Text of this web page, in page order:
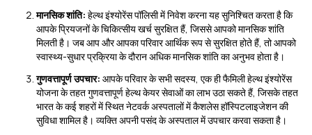
मानसिक शांति: हेल्थ इंश्योरेंस पॉलिसी में निवेश करना यह सुनिश्चित करता है कि
आपके प्रियजनों के चिकित्सीय खर्च सुरक्षित हैं, जिससे आपको मानसिक शांति
मिलती है। जब आप और आपका परिवार आर्थिक रूप से सुरक्षित होते हैं, तो आपको
स्वास्थ्य-सुधार प्रक्रिया के दौरान अधिक मानसिक शांति का अनुभव होता है।
गुणवत्तापूर्ण उपचार: आपके परिवार के सभी सदस्य, एक ही फैमिली हेल्थ इंश्योरेंस
योजना के तहत गुणवत्तापूर्ण हेल्थ केयर सेवाओं का लाभ उठा सकते हैं, जिसके तहत
भारत के कई शहरों में स्थित नेटवर्क अस्पतालों में कैशलेस हॉस्पिटलाइजेशन की
सुविधा शामिल है। व्यक्ति अपनी पसंद के अस्पताल में उपचार करवा सकता है।